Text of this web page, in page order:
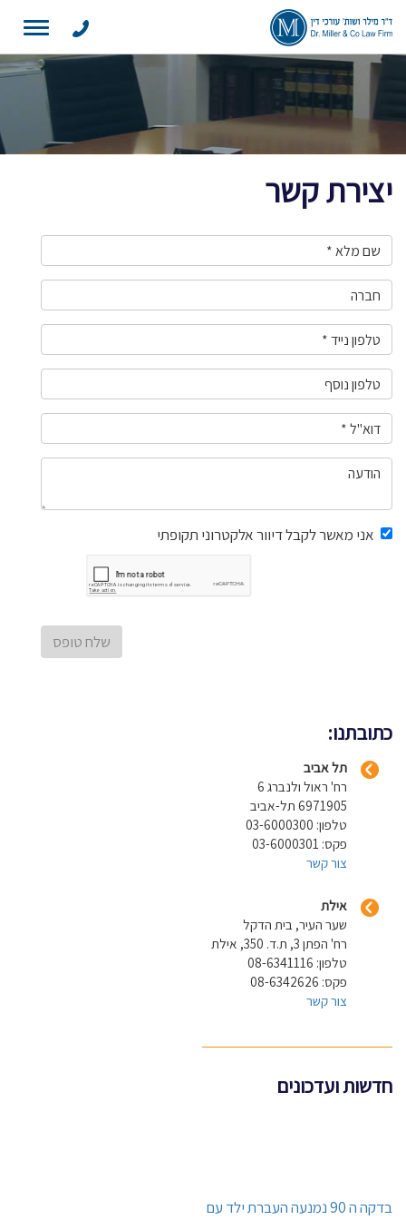
Toggle
יצירת קשר
אני מאשר לקבל דיוור אלקטרוני תקופתי
כתובתנו:
תל אביב
רח' ראול ולנברג 6
6971905 תל-אביב
טלפון: 03-6000300
פקס: 03-6000301
צור קשר
אילת
שער העיר, בית הדקל
רח' הפתן 3, ת.ד. 350, אילת
טלפון: 08-6341116
פקס: 08-6342626
צור קשר
חדשות ועדכונים
בדקה ה 90 נמנעה העברת ילד עם